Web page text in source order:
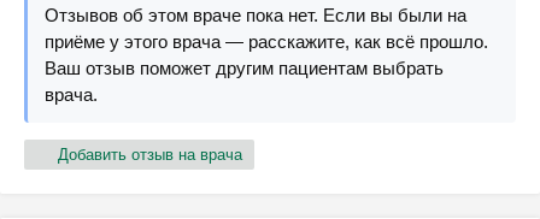
Отзывов об этом враче пока нет. Если вы были на
приёме у этого врача — расскажите, как всё прошло.
Ваш отзыв поможет другим пациентам выбрать
врача.
Добавить отзыв на врача